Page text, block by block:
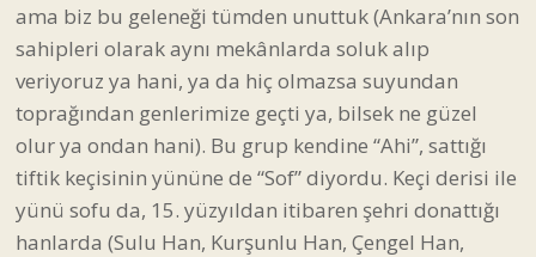
ama biz bu geleneği tümden unuttuk (Ankara’nın son
sahipleri olarak aynı mekânlarda soluk alıp
veriyoruz ya hani, ya da hiç olmazsa suyundan
toprağından genlerimize geçti ya, bilsek ne güzel
olur ya ondan hani). Bu grup kendine “Ahi”, sattığı
tiftik keçisinin yününe de “Sof” diyordu. Keçi derisi ile
yünü sofu da, 15. yüzyıldan itibaren şehri donattığı
hanlarda (Sulu Han, Kurşunlu Han, Çengel Han,